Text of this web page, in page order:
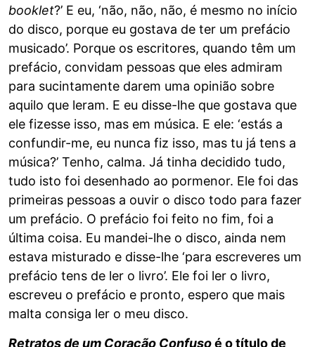
booklet?’ E eu, ‘não, não, não, é mesmo no início
do disco, porque eu gostava de ter um prefácio
musicado’. Porque os escritores, quando têm um
prefácio, convidam pessoas que eles admiram
para sucintamente darem uma opinião sobre
aquilo que leram. E eu disse-lhe que gostava que
ele fizesse isso, mas em música. E ele: ‘estás a
confundir-me, eu nunca fiz isso, mas tu já tens a
música?’ Tenho, calma. Já tinha decidido tudo,
tudo isto foi desenhado ao pormenor. Ele foi das
primeiras pessoas a ouvir o disco todo para fazer
um prefácio. O prefácio foi feito no fim, foi a
última coisa. Eu mandei-lhe o disco, ainda nem
estava misturado e disse-lhe ‘para escreveres um
prefácio tens de ler o livro’. Ele foi ler o livro,
escreveu o prefácio e pronto, espero que mais
malta consiga ler o meu disco.
Retratos de um Coração Confusoé o título de